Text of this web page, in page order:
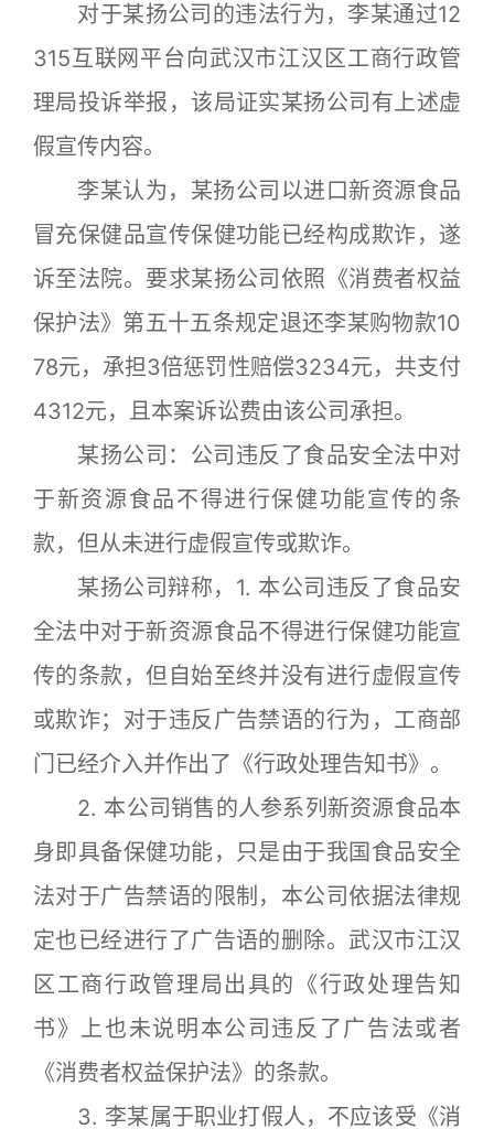
对于某扬公司的违法行为，李某通过12
315互联网平台向武汉市江汉区工商行政管
理局投诉举报，该局证实某扬公司有上述虚
假宣传内容。
李某认为，某扬公司以进口新资源食品
冒充保健品宣传保健功能已经构成欺诈，遂
诉至法院。要求某扬公司依照《消费者权益
保护法》第五十五条规定退还李某购物款10
78元，承担3倍惩罚性赔偿3234元，共支付
4312元，且本案诉讼费由该公司承担。
某扬公司：公司违反了食品安全法中对
于新资源食品不得进行保健功能宣传的条
款，但从未进行虚假宣传或欺诈。
某扬公司辩称，1. 本公司违反了食品安
全法中对于新资源食品不得进行保健功能宣
传的条款，但自始至终并没有进行虚假宣传
或欺诈；对于违反广告禁语的行为，工商部
门已经介入并作出了《行政处理告知书》。
2. 本公司销售的人参系列新资源食品本
身即具备保健功能，只是由于我国食品安全
法对于广告禁语的限制，本公司依据法律规
定也已经进行了广告语的删除。武汉市江汉
区工商行政管理局出具的《行政处理告知
书》上也未说明本公司违反了广告法或者
《消费者权益保护法》的条款。
3. 李某属于职业打假人，不应该受《消